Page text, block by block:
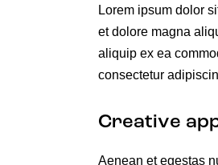
Lorem ipsum dolor
et dolore magna
aliquip ex ea
consectetur
Creative
Aenean et egestas